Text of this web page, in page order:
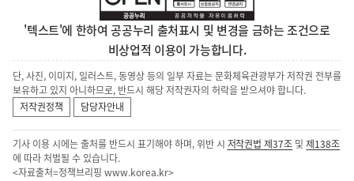
'텍스트'에 한하여 공공누리 출처표시 및 변경을 금하는 조건으로
비상업적 이용이 가능합니다.
단, 사진, 이미지, 일러스트, 동영상 등의 일부 자료는 문화체육관광부가 저작권 전부를
보유하고 있지 아니하므로, 반드시 해당 저작권자의 허락을 받으셔야 합니다.
저작권정책
담당자안내
기사 이용 시에는 출처를 반드시 표기해야 하며, 위반 시 저작권법 제37조 및제138조
에 따라 처벌될 수 있습니다.
<자료출처=정책브리핑 www.korea.kr>